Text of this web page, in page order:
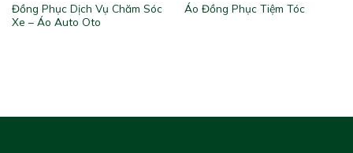
Đồng Phục Dịch Vụ Chăm Sóc
Xe – Áo Auto Oto
Áo Đồng Phục Tiệm Tóc